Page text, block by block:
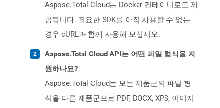
Aspose.Total Cloud는 Docker 컨테이너로도 제
공됩니다. 필요한 SDK를 아직 사용할 수 없는
경우 cURL과 함께 사용해 보십시오.
Aspose.Total Cloud API는 어떤 파일 형식을 지
원하나요?
Aspose.Total Cloud는 모든 제품군의 파일 형
식을 다른 제품군으로 PDF, DOCX, XPS, 이미지